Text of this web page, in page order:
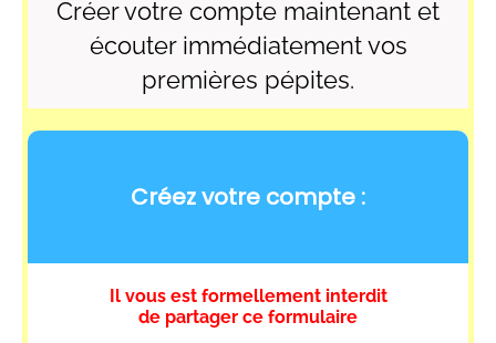
Créer votre compte maintenant et
écouter immédiatement vos
premières pépites.
Créez votre compte :
Il vous est formellement interdit
de partager ce formulaire